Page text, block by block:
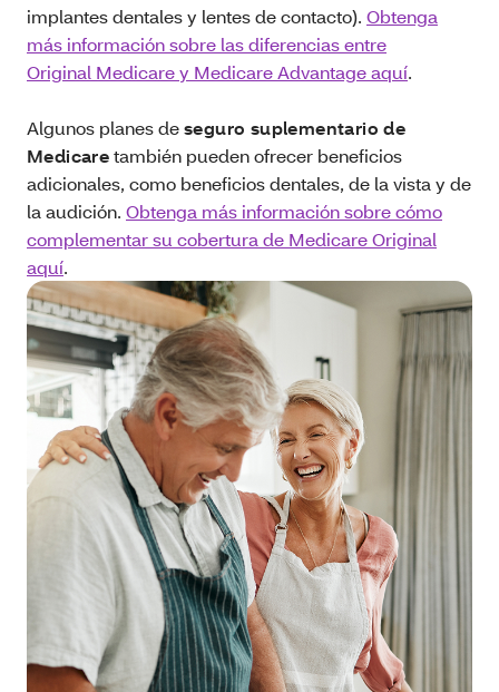
implantes dentales y lentes de contacto). Obtenga
más información sobre las diferencias entre
Original Medicare y Medicare Advantage aquí.
Algunos planes deseguro suplementario de
Medicaretambién pueden ofrecer beneficios
adicionales, como beneficios dentales, de la vista y de
la audición. Obtenga más información sobre cómo
complementar su cobertura de Medicare Original
aquí.